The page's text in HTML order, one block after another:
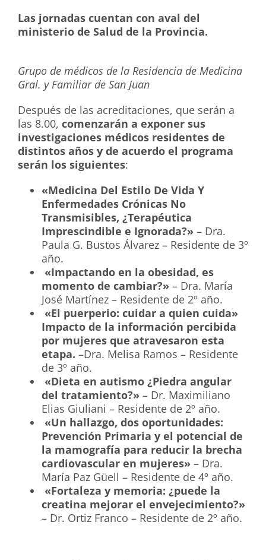
Las jornadas cuentan con aval del
ministerio de Salud de la Provincia.
Grupo de médicos de la Residencia de Medicina
Gral. y Familiar de San Juan
Después de las acreditaciones, que serán a
las 8.00, comenzarán a exponer sus
investigaciones médicos residentes de
distintos años y de acuerdo el programa
serán los siguientes:
«Medicina Del Estilo De Vida Y
Enfermedades Crónicas No
Transmisibles, ¿Terapéutica
Imprescindible e Ignorada?» – Dra.
Paula G. Bustos Álvarez – Residente de 3º
año.
«Impactando en la obesidad, es
momento de cambiar?» – Dra. María
José Martínez – Residente de 2º año.
«El puerperio: cuidar a quien cuida»
Impacto de la información percibida
por mujeres que atravesaron esta
etapa. –Dra. Melisa Ramos – Residente
de 3º año.
«Dieta en autismo ¿Piedra angular
del tratamiento?» – Dr. Maximiliano
Elias Giuliani – Residente de 2º año.
«Un hallazgo, dos oportunidades:
Prevención Primaria y el potencial de
la mamografía para reducir la brecha
cardiovascular en mujeres» – Dra.
María Paz Güell – Residente de 4º año.
«Fortaleza y memoria: ¿puede la
creatina mejorar el envejecimiento?»
– Dr. Ortiz Franco – Residente de 2º año.